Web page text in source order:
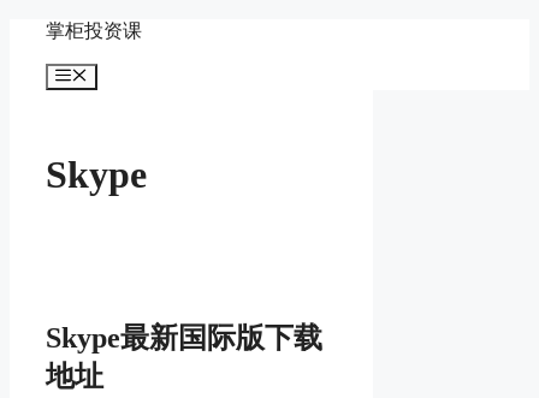
content
掌柜投资课
Menu
Skype
Skype最新国际版下载
地址